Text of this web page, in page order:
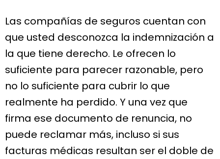
Las compañías de seguros cuentan con
que usted desconozca la indemnización a
la que tiene derecho. Le ofrecen lo
suficiente para parecer razonable, pero
no lo suficiente para cubrir lo que
realmente ha perdido. Y una vez que
firma ese documento de renuncia, no
puede reclamar más, incluso si sus
facturas médicas resultan ser el doble de